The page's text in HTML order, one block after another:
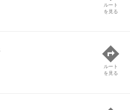
ルート
を見る
ルート
を見る